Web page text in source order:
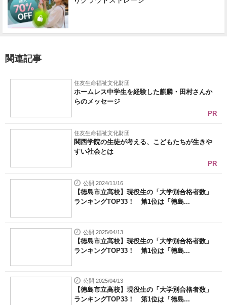
関連記事
住友生命福祉文化財団
ホームレス中学生を経験した麒麟・田村さんか
らのメッセージ
PR
住友生命福祉文化財団
関西学院の生徒が考える、こどもたちが生きや
すい社会とは
PR
公開 2024/11/16
【徳島市立高校】現役生の「大学別合格者数」
ランキングTOP33！ 第1位は「徳島...
公開 2025/04/13
【徳島市立高校】現役生の「大学別合格者数」
ランキングTOP33！ 第1位は「徳島...
公開 2025/04/13
【徳島市立高校】現役生の「大学別合格者数」
ランキングTOP33！ 第1位は「徳島...